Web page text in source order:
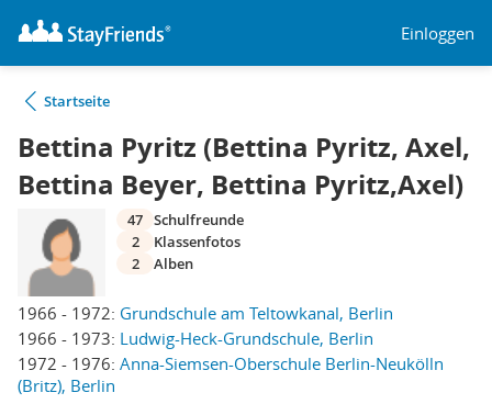
Einloggen
Startseite
Bettina Pyritz (Bettina Pyritz, Axel,
Bettina Beyer, Bettina Pyritz,Axel)
1966 - 1972: Grundschule am Teltowkanal, Berlin
1966 - 1973: Ludwig-Heck-Grundschule, Berlin
1972 - 1976: Anna-Siemsen-Oberschule Berlin-Neukölln
(Britz), Berlin
47 Schulfreunde
2
Klassenfotos
2
Alben